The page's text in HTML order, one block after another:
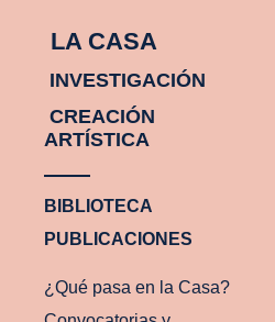
LA CASA
INVESTIGACIÓN
CREACIÓN
ARTÍSTICA
BIBLIOTECA
PUBLICACIONES
¿Qué pasa en la Casa?